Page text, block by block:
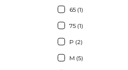
65 (1)
75 (1)
P (2)
M (5)